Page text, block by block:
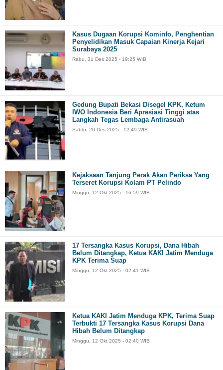
Kasus Dugaan Korupsi Kominfo, Penghentian
Penyelidikan Masuk Capaian Kinerja Kejari
Surabaya 2025
Rabu, 31 Des 2025 - 19:25 WIB
Gedung Bupati Bekasi Disegel KPK, Ketum
IWO Indonesia Beri Apresiasi Tinggi atas
Langkah Tegas Lembaga Antirasuah
Sabtu, 20 Des 2025 - 12:49 WIB
Kejaksaan Tanjung Perak Akan Periksa Yang
Terseret Korupsi Kolam PT Pelindo
Minggu, 12 Okt 2025 - 16:59 WIB
17 Tersangka Kasus Korupsi, Dana Hibah
Belum Ditangkap, Ketua KAKI Jatim Menduga
KPK Terima Suap
Minggu, 12 Okt 2025 - 02:41 WIB
Ketua KAKI Jatim Menduga KPK, Terima Suap
Terbukti 17 Tersangka Kasus Korupsi Dana
Hibah Belum Ditangkap
Minggu, 12 Okt 2025 - 02:40 WIB